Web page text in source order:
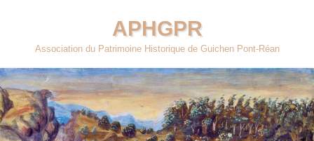
contenu
APHGPR
Association du Patrimoine Historique de Guichen Pont-Réan